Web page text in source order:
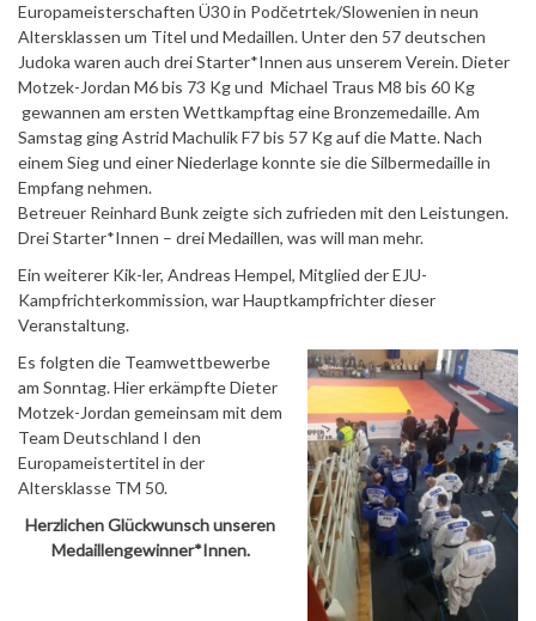
Europameisterschaften Ü30 in Podčetrtek/Slowenien in neun
Altersklassen um Titel und Medaillen. Unter den 57 deutschen
Judoka waren auch drei Starter*Innen aus unserem Verein. Dieter
Motzek-Jordan M6 bis 73 Kg und Michael Traus M8 bis 60 Kg
gewannen am ersten Wettkampftag eine Bronzemedaille. Am
Samstag ging Astrid Machulik F7 bis 57 Kg auf die Matte. Nach
einem Sieg und einer Niederlage konnte sie die Silbermedaille in
Empfang nehmen.
Betreuer Reinhard Bunk zeigte sich zufrieden mit den Leistungen.
Drei Starter*Innen – drei Medaillen, was will man mehr.
Ein weiterer Kik-ler, Andreas Hempel, Mitglied der EJU-
Kampfrichterkommission, war Hauptkampfrichter dieser
Veranstaltung.
Es folgten die Teamwettbewerbe
am Sonntag. Hier erkämpfte Dieter
Motzek-Jordan gemeinsam mit dem
Team Deutschland I den
Europameistertitel in der
Altersklasse TM 50.
Herzlichen Glückwunsch unseren
Medaillengewinner*Innen.